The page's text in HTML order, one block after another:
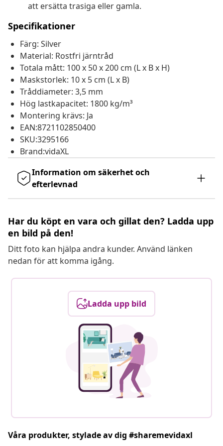
att ersätta trasiga eller gamla.
Specifikationer
Färg: Silver
Material: Rostfri järntråd
Totala mått: 100 x 50 x 200 cm (L x B x H)
Maskstorlek: 10 x 5 cm (L x B)
Tråddiameter: 3,5 mm
Hög lastkapacitet: 1800 kg/m³
Montering krävs: Ja
EAN:8721102850400
SKU:3295166
Brand:vidaXL
Information om säkerhet och
efterlevnad
Har du köpt en vara och gillat den? Ladda upp
en bild på den!
Ditt foto kan hjälpa andra kunder. Använd länken
nedan för att komma igång.
Ladda upp bild
Våra produkter, stylade av dig #sharemevidaxl